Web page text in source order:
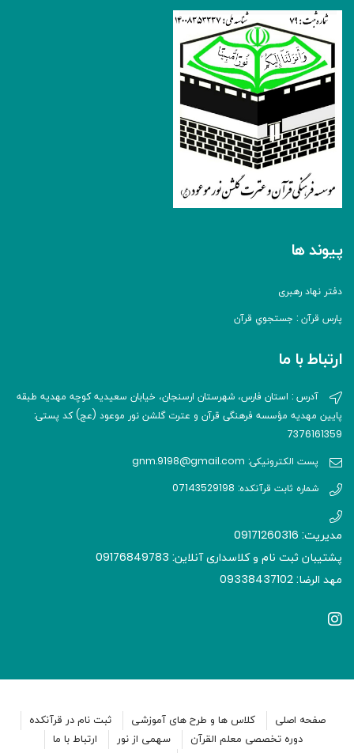
پیوند ها
دفتر نهاد رهبری
پارس قرآن : جستجوي قرآن
ارتباط با ما
آدرس : استان فارس، شهرستان ارسنجان، خیابان سعیدیه کوچه مهدیه طبقه
پایین مهدیه مؤسسه فرهنگی قرآن و عترت گلشن نور موعود (عج) کد پستی:
7376161359
پست الکترونیکی: gnm.9198@gmail.com
شماره ثابت قرآنکده: 07143529198
مدیریت: 09171260316
پشتیبان ثبت نام و کلاسداری آنلاین: 09176849783
مهد الرضا: 09338437102
صفحه اصلی کلاس ها و طرح های آموزشی
ثبت نام در قرآنکده
دوره تخصصی معلم القرآن
سهمی از نور
ارتباط با ما